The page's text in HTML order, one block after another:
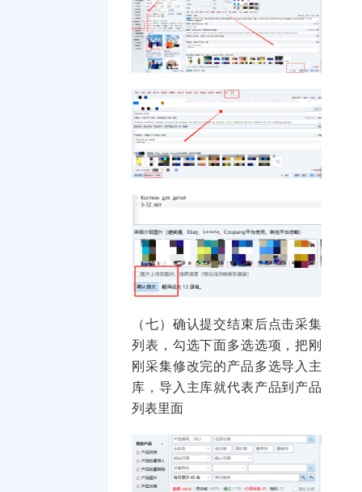
（七）确认提交结束后点击采集
列表，勾选下面多选选项，把刚
刚采集修改完的产品多选导入主
库，导入主库就代表产品到产品
列表里面